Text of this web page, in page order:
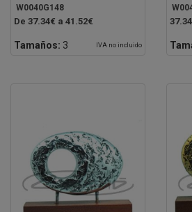
W0040G148
De 37.34€ a 41.52€
Tamaños: 3 IVA no incluido